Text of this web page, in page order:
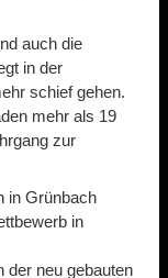
auch die
in der
schief gehen.
mehr als 19
zur
in Grünbach
in
der neu gebauten